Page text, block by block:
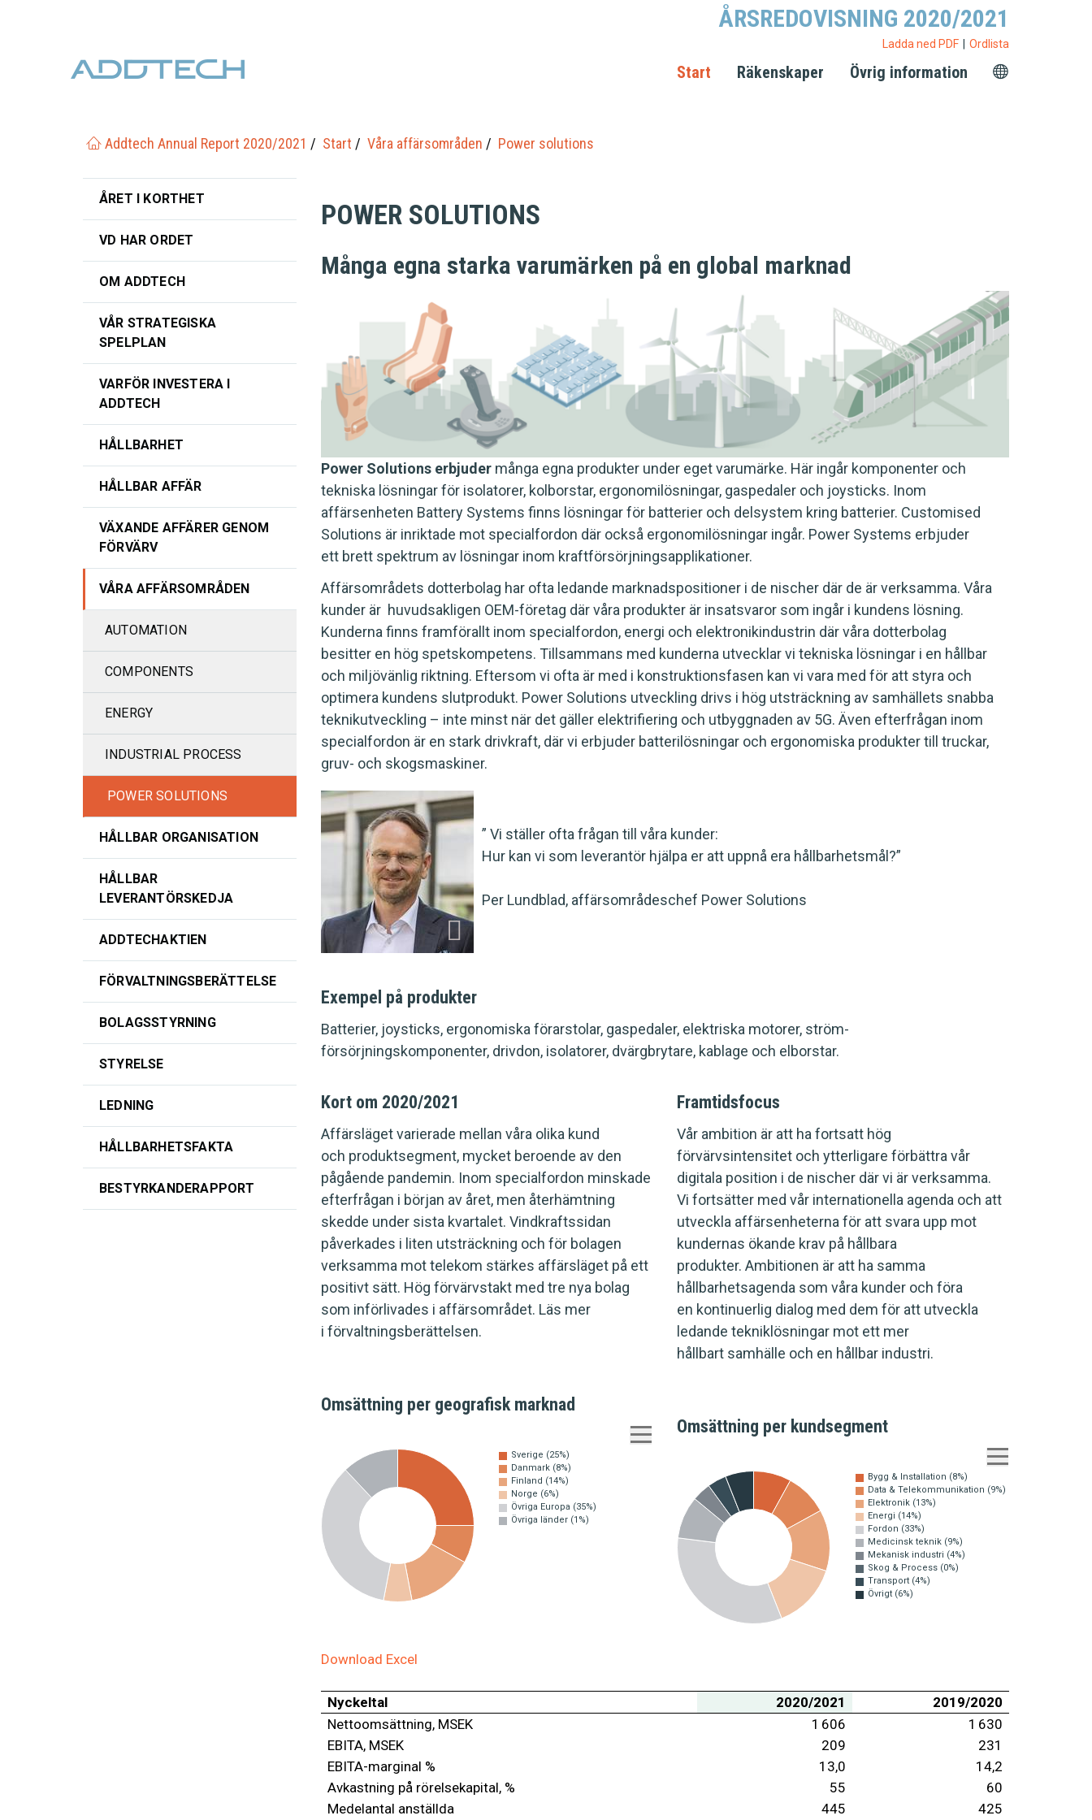
ÅRSREDOVISNING 2020/2021
Ladda ned PDF Ordlista
Start Räkenskaper Övrig information
Addtech Annual Report 2020/2021 Start Våra affärsområden Power solutions
POWER SOLUTIONS
Många egna starka varumärken på en global marknad
Power Solutions erbjudermånga egna produkter under eget varumärke. Här ingår komponenter och
tekniska lösningar för isolatorer, kolborstar, ergonomilösningar, gaspedaler och joysticks. Inom
affärsenheten Battery Systems finns lösningar för batterier och delsystem kring batterier. Customised
Solutions är inriktade mot specialfordon där också ergonomilösningar ingår. Power Systems erbjuder
ett brett spektrum av lösningar inom kraftförsörjningsapplikationer.
Affärsområdets dotterbolag har ofta ledande marknadspositioner i de nischer där de är verksamma. Våra
kunder är huvudsakligen OEM-företag där våra produkter är insatsvaror som ingår i kundens lösning.
Kunderna finns framförallt inom specialfordon, energi och elektronikindustrin där våra dotterbolag
besitter en hög spetskompetens. Tillsammans med kunderna utvecklar vi tekniska lösningar i en hållbar
och miljövänlig riktning. Eftersom vi ofta är med i konstruktionsfasen kan vi vara med för att styra och
optimera kundens slutprodukt. Power Solutions utveckling drivs i hög utsträckning av samhällets snabba
teknikutveckling – inte minst när det gäller elektrifiering och utbyggnaden av 5G. Även efterfrågan inom
specialfordon är en stark drivkraft, där vi erbjuder batterilösningar och ergonomiska produkter till truckar,
gruv- och skogsmaskiner.
” Vi ställer ofta frågan till våra kunder:
Hur kan vi som leverantör hjälpa er att uppnå era hållbarhetsmål?”
Per Lundblad, affärsområdeschef Power Solutions
Exempel på produkter
Batterier, joysticks, ergonomiska förarstolar, gaspedaler, elektriska motorer, ström-
försörjningskomponenter, drivdon, isolatorer, dvärgbrytare, kablage och elborstar.
Kort om 2020/2021
Affärsläget varierade mellan våra olika kund
och produktsegment, mycket beroende av den
pågående pandemin. Inom specialfordon minskade
efterfrågan i början av året, men återhämtning
skedde under sista kvartalet. Vindkraftssidan
påverkades i liten utsträckning och för bolagen
verksamma mot telekom stärkes affärsläget på ett
positivt sätt. Hög förvärvstakt med tre nya bolag
som införlivades i affärsområdet. Läs mer
i förvaltningsberättelsen.
Omsättning per geografisk marknad
Sverige (25%)
Danmark (8%)
Finland (14%)
Norge (6%)
Övriga Europa (35%)
Övriga länder (1%)
Framtidsfocus
Vår ambition är att ha fortsatt hög
förvärvsintensitet och ytterligare förbättra vår
digitala position i de nischer där vi är verksamma.
Vi fortsätter med vår internationella agenda och att
utveckla affärsenheterna för att svara upp mot
kundernas ökande krav på hållbara
produkter. Ambitionen är att ha samma
hållbarhetsagenda som våra kunder och föra
en kontinuerlig dialog med dem för att utveckla
ledande tekniklösningar mot ett mer
hållbart samhälle och en hållbar industri.
Omsättning per kundsegment
Bygg & Installation (8%)
Data & Telekommunikation (9%)
Elektronik (13%)
Energi (14%)
Fordon (33%)
Medicinsk teknik (9%)
Mekanisk industri (4%)
Skog & Process (0%)
Transport (4%)
Övrigt (6%)
Download Excel
Nyckeltal 2020/2021
2019/2020
Nettoomsättning, MSEK
1 606
1 630
EBITA, MSEK
209
231
EBITA-marginal %
13,0
14,2
Avkastning på rörelsekapital, %
55
60
Medelantal anställda
445 425
ÅRET I KORTHET
VD HAR ORDET
OM ADDTECH
VÅR STRATEGISKA
SPELPLAN
VARFÖR INVESTERA I
ADDTECH
HÅLLBARHET
HÅLLBAR AFFÄR
VÄXANDE AFFÄRER GENOM
FÖRVÄRV
VÅRA AFFÄRSOMRÅDEN
AUTOMATION
COMPONENTS
ENERGY
INDUSTRIAL PROCESS
POWER SOLUTIONS
HÅLLBAR ORGANISATION
HÅLLBAR
LEVERANTÖRSKEDJA
ADDTECHAKTIEN
FÖRVALTNINGSBERÄTTELSE
BOLAGSSTYRNING
STYRELSE
LEDNING
HÅLLBARHETSFAKTA
BESTYRKANDERAPPORT